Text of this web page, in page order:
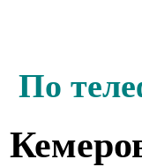
По